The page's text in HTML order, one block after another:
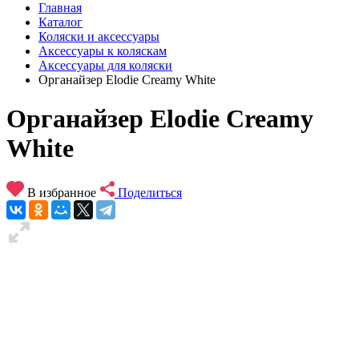
Главная
Каталог
Коляски и аксессуары
Аксессуары к коляскам
Аксессуары для коляски
Органайзер Elodie Creamy White
Органайзер Elodie Creamy
White
В избранное Поделиться